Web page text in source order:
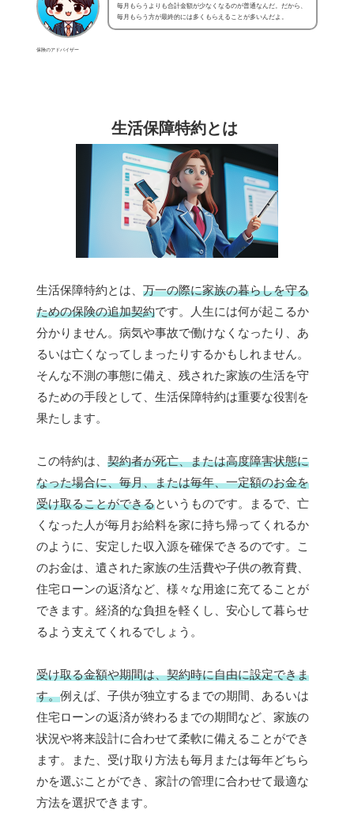
保険のアドバイザー
毎月もらうよりも合計金額が少なくなるのが普通なんだ。だから、
毎月もらう方が最終的には多くもらえることが多いんだよ。
生活保障特約とは
生活保障特約とは、 万一の際に家族の暮らしを守る
ための保険の追加契約です。人生には何が起こるか
分かりません。病気や事故で働けなくなったり、あ
るいは亡くなってしまったりするかもしれません。
そんな不測の事態に備え、残された家族の生活を守
るための手段として、生活保障特約は重要な役割を
果たします。
この特約は、 契約者が死亡、または高度障害状態に
なった場合に、毎月、または毎年、一定額のお金を
受け取ることができるというものです。まるで、亡
くなった人が毎月お給料を家に持ち帰ってくれるか
のように、安定した収入源を確保できるのです。こ
のお金は、遺された家族の生活費や子供の教育費、
住宅ローンの返済など、様々な用途に充てることが
できます。経済的な負担を軽くし、安心して暮らせ
るよう支えてくれるでしょう。
受け取る金額や期間は、契約時に自由に設定できま
す。例えば、子供が独立するまでの期間、あるいは
住宅ローンの返済が終わるまでの期間など、家族の
状況や将来設計に合わせて柔軟に備えることができ
ます。また、受け取り方法も毎月または毎年どちら
かを選ぶことができ、家計の管理に合わせて最適な
方法を選択できます。